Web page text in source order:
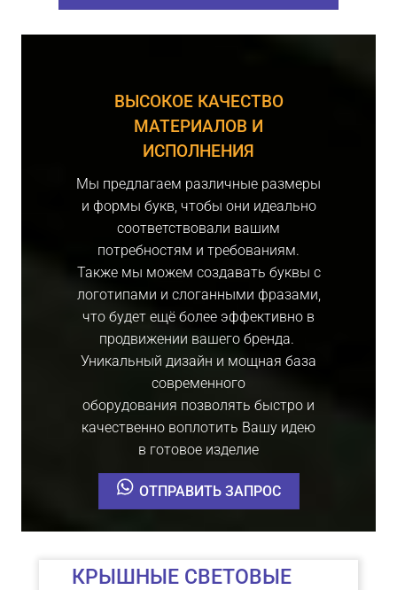
ВЫСОКОЕ КАЧЕСТВО
МАТЕРИАЛОВ И
ИСПОЛНЕНИЯ
Мы предлагаем различные размеры
и формы букв, чтобы они идеально
соответствовали вашим
потребностям и требованиям.
Также мы можем создавать буквы с
логотипами и слоганными фразами,
что будет ещё более эффективно в
продвижении вашего бренда.
Уникальный дизайн и мощная база
современного
оборудования позволять быстро и
качественно воплотить Вашу идею
в готовое изделие
ОТПРАВИТЬ ЗАПРОС
КРЫШНЫЕ СВЕТОВЫЕ